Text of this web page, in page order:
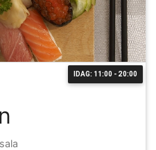
IDAG: 11:00 - 20:00